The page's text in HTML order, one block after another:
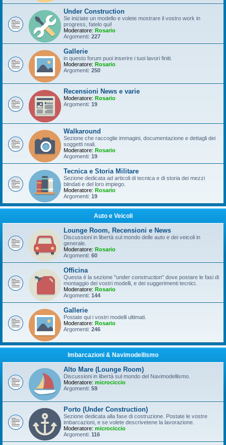
Under Construction
Se iniziate un modello e volete mostrare il vostro work in
progress, fatelo qui!
Moderatore: Rosario
Argomenti: 227
Gallerie
in questo forum puoi inserire i tuoi lavori finiti.
Moderatore: Rosario
Argomenti: 250
Recensioni News e varie
Moderatore: Rosario
Argomenti: 19
Walkaround
Sezione che raccoglie immagini, documentazione e dettagli dei
soggetti reali.
Moderatore: Rosario
Argomenti: 19
Tecnica e Storia Militare
Sezione dedicata ad articoli di tecnica e di storia dei mezzi
blindati e del loro impiego.
Moderatore: Rosario
Argomenti: 19
Auto e Veicoli
Lounge Room, Recensioni e News
Discussioni in libertà sul mondo delle auto e dei veicoli in
generale.
Moderatore: Rosario
Argomenti: 60
Officina
Questa è la sezione "under construction" dove postare le fasi di
montaggio dei vostri modelli, e dei suggerimenti tecnici.
Moderatore: Rosario
Argomenti: 144
Gallerie
Postate qui i vostri modelli ultimati.
Moderatore: Rosario
Argomenti: 246
Imbarcazioni & Navimodellismo
Alto Mare (Lounge Room)
Discussioni in libertà sul mondo del Navimodellismo.
Moderatore: microciccio
Argomenti: 59
Porto (Under Construction)
Sezione dedicata alla fase di costruzione. Postate le vostre
imbarcazioni, e se volete descrivetene la lavorazione.
Moderatore: microciccio
Argomenti: 116